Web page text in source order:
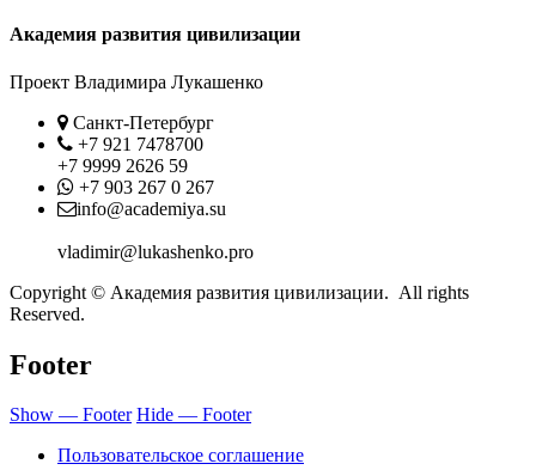
Академия развития цивилизации
Проект Владимира Лукашенко
Location
Санкт-Петербург
Phone
+7 921 7478700
+7 9999 2626 59
Whatsapp
+7 903 267 0 267
Contact
info@academiya.su
vladimir@lukashenko.pro
Copyright © Академия развития цивилизации. All rights
Reserved.
Footer
Show — Footer Hide — Footer
Пользовательское соглашение